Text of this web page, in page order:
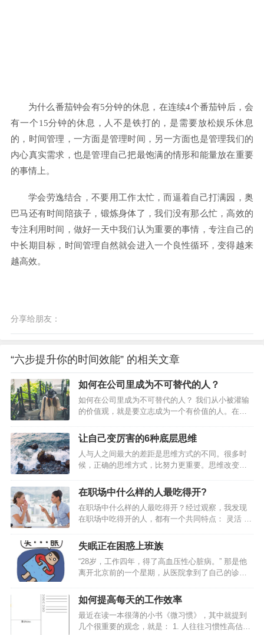
为什么番茄钟会有5分钟的休息，在连续4个番茄钟后，会
有一个15分钟的休息，人不是铁打的，是需要放松娱乐休息
的，时间管理，一方面是管理时间，另一方面也是管理我们的
内心真实需求，也是管理自己把最饱满的情形和能量放在重要
的事情上。
学会劳逸结合，不要用工作太忙，而逼着自己打满园，奥
巴马还有时间陪孩子，锻炼身体了，我们没有那么忙，高效的
专注利用时间，做好一天中我们认为重要的事情，专注自己的
中长期目标，时间管理自然就会进入一个良性循环，变得越来
越高效。
分享给朋友：
“六步提升你的时间效能” 的相关文章
如何在公司里成为不可替代的人？
如何在公司里成为不可替代的人？ 我们从小被灌输
的价值观，就是要立志成为一个有价值的人。在职
立足。评判一个人的价值有很多标准，能力强只是
其中之一而绝非关键。有时候，良好的态度、强烈
的责任心以及谦虚的心态往往比个人的工作能力重
要百倍。下面这篇文章提到的9个职场化的概念，值
得你深思和学习。 01 学会尊敬和服…
让自己变厉害的6种底层思维
人与人之间最大的差距是思维方式的不同。很多时
候，正确的思维方式，比努力更重要。思维改变一
喻户晓的故事：在伦敦的一条街上有三家裁衣店，
为了招揽更多的生意，三家裁衣店的老板先后在自
己的店铺前亮出一块广告牌。最先挂出的广告牌，
醒目地写着：“本店拥有伦敦最好的裁缝。”第二家老
板见了，不甘示弱，立即挂出一块同样大小的广告
牌，上书：“本店拥有英国最好的裁缝。”看到这里，
“本店拥有世界上最好的裁缝。”不料，那老板却来
了…
在职场中什么样的人最吃得开?
在职场中什么样的人最吃得开？经过观察，我发现
在职场中吃得开的人，都有一个共同特点： 灵活 。
维灵活有的人工作好多年，仍有浓厚的学生思维，
价值观非黑即白，看问题单一对立。灵活的人，思
维是多元的，能够透过现象看本质，更不会轻易受
外界影响。比如说提拔，他们知道，只有一把手说
你好，你才好。一把手想提拔你，即使你能力一
般，就能提。所以，他们的重点就是， 抓住关键少
的是上层路线，也许群众基…
失眠正在困惑上班族
“28岁，工作四年，得了高血压性心脏病。” 那是他
离开北京前的一个星期，从医院拿到了自己的诊断
十分惶恐，但是他心里又很明白，事情到了这种地
步，只能怪自己。 在将近两年的时间里，他一直深
受失眠的困扰，整个人比两年前胖了21斤，记忆力
下降非常明显，注意力也很难像以前一样时刻集
如何提高每天的工作效率
最近在读一本很薄的小书《微习惯》，其中就提到
几个很重要的观念，就是： 1. 人往往习惯性高估短